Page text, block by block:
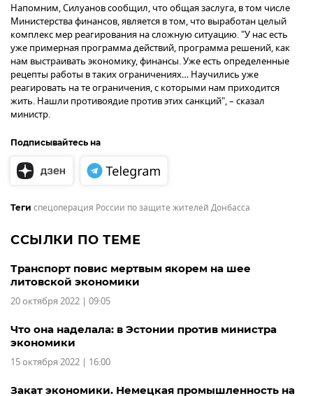
Напомним, Силуанов сообщил, что общая заслуга, в том числе
Министерства финансов, является в том, что выработан целый
комплекс мер реагирования на сложную ситуацию. "У нас есть
уже примерная программа действий, программа решений, как
нам выстраивать экономику, финансы. Уже есть определенные
рецепты работы в таких ограничениях… Научились уже
реагировать на те ограничения, с которыми нам приходится
жить. Нашли противоядие против этих санкций", – сказал
министр.
Подписывайтесь на
Теги спецоперация России по защите жителей Донбасса
ССЫЛКИ ПО ТЕМЕ
Транспорт повис мертвым якорем на шее
литовской экономики
20 октября 2022 | 09:05
Что она наделала: в Эстонии против министра
экономики
15 октября 2022 | 16:00
Закат экономики. Немецкая промышленность на